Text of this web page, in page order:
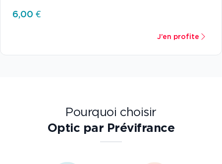
6,00 €
J’en profite
Pourquoi choisir
Optic par Prévifrance